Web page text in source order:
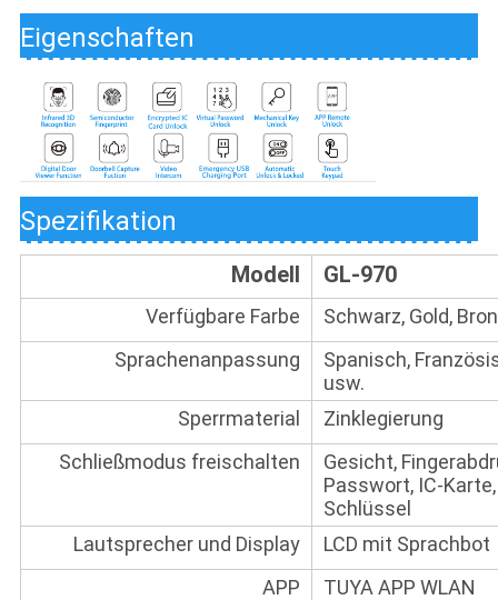
Eigenschaften
Spezifikation
Modell GL-970
Verfügbare Farbe
Schwarz, Gold,
Sprachenanpassung
Spanisch,
usw.
Sperrmaterial
Zinklegierung
Schließmodus freischalten
Gesicht,
Passwort, IC-
Schlüssel
Lautsprecher und Display
LCD mit Sprachbot
APP
TUYA APP WLAN